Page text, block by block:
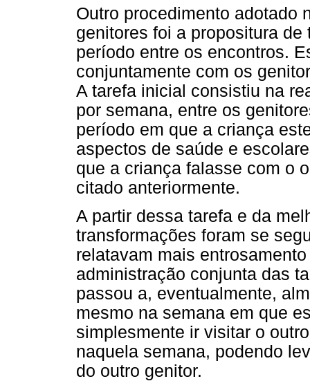
Outro procedimento adotado
genitores foi a propositura
período entre os encontros.
conjuntamente com os
A tarefa inicial consistiu na
por semana, entre os
período em que a criança
aspectos de saúde e
que a criança falasse com o
citado anteriormente.
A partir dessa tarefa e da
transformações foram se
relatavam mais
administração conjunta das
passou a, eventualmente,
mesmo na semana em que
simplesmente ir visitar o
naquela semana, podendo
do outro genitor.